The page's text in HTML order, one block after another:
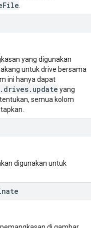
yang digunakan
untuk drive bersama
ini hanya dapat
yang
semua kolom
digunakan untuk